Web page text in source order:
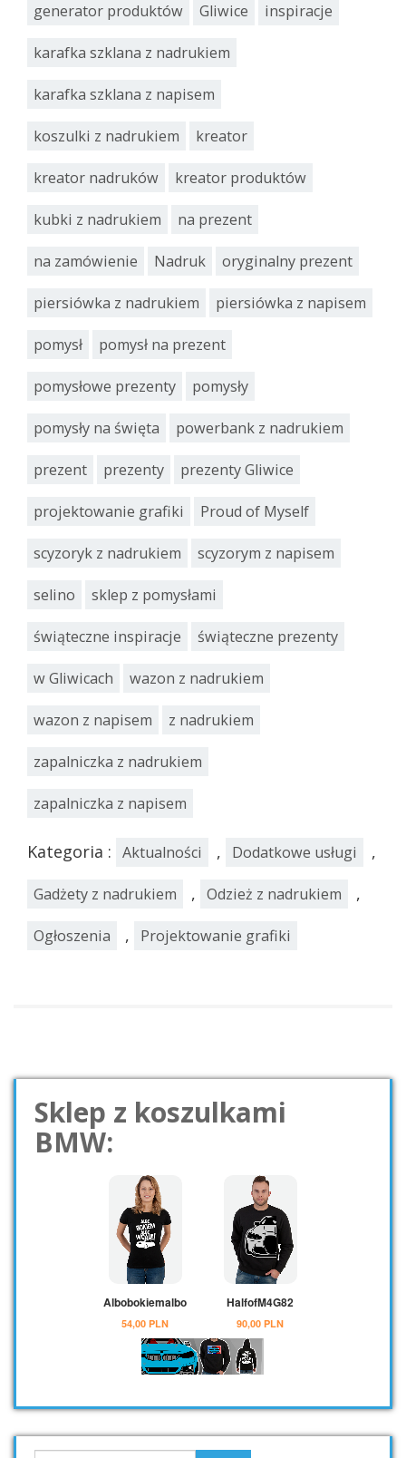
generator produktów Gliwice inspiracje
karafka szklana z nadrukiem
karafka szklana z napisem
koszulki z nadrukiem kreator
kreator nadruków kreator produktów
kubki z nadrukiem na prezent
na zamówienie Nadruk oryginalny prezent
piersiówka z nadrukiem piersiówka z napisem
pomysł pomysł na prezent
pomysłowe prezenty pomysły
pomysły na święta powerbank z nadrukiem
prezent prezenty prezenty Gliwice
projektowanie grafiki Proud of Myself
scyzoryk z nadrukiem scyzorym z napisem
selino sklep z pomysłami
świąteczne inspiracje świąteczne prezenty
w Gliwicach wazon z nadrukiem
wazon z napisem z nadrukiem
zapalniczka z nadrukiem
zapalniczka z napisem
Kategoria : Aktualności , Dodatkowe usługi ,
Gadżety z nadrukiem , Odzież z nadrukiem ,
Ogłoszenia , Projektowanie grafiki
Sklep z koszulkami
BMW: